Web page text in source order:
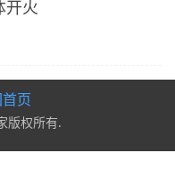
开火
页
版权所有.